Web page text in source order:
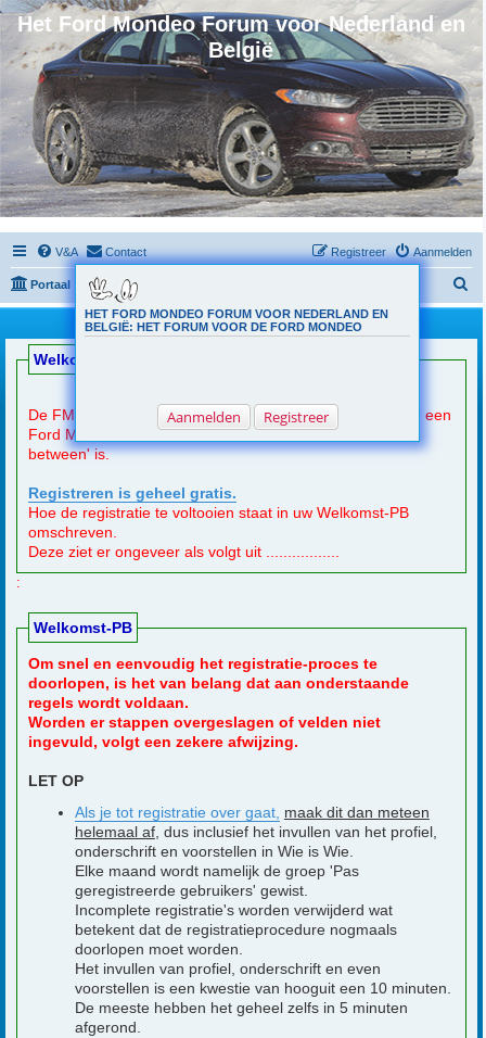
Het Ford Mondeo Forum voor Nederland en
België
V&A Contact Aanmelden
Registreer
Portaal Forumoverzicht
o
HET FORD MONDEO FORUM VOOR NEDERLAND EN
BELGIË: HET FORUM VOOR DE FORD MONDEO
Aanmelden Registreer
Welkomsbericht
Welkom op de Ford Mondeo Club.nl
De FMC is (na registratie)toegankelijk voor een ieder die een
Ford Mondeo heeft, wil aanschaffen en info zoekt, of 'in
between' is.
Registreren is geheel gratis.
Hoe de registratie te voltooien staat in uw Welkomst-PB
omschreven.
Deze ziet er ongeveer als volgt uit .................
:
Welkomst-PB
Om snel en eenvoudig het registratie-proces te
doorlopen, is het van belang dat aan onderstaande
regels wordt voldaan.
Worden er stappen overgeslagen of velden niet
ingevuld, volgt een zekere afwijzing.
LET OP
Als je tot registratie over gaat, maak dit dan meteen
helemaal af, dus inclusief het invullen van het profiel,
onderschrift en voorstellen in Wie is Wie.
Elke maand wordt namelijk de groep 'Pas
geregistreerde gebruikers' gewist.
Incomplete registratie's worden verwijderd wat
betekent dat de registratieprocedure nogmaals
doorlopen moet worden.
Het invullen van profiel, onderschrift en even
voorstellen is een kwestie van hooguit een 10 minuten.
De meeste hebben het geheel zelfs in 5 minuten
afgerond.